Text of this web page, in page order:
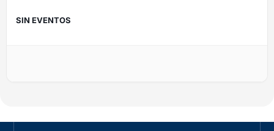
SIN EVENTOS